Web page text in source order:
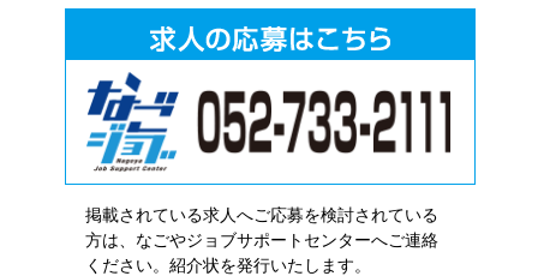
掲載されている求人へご応募を検討されている
方は、なごやジョブサポートセンターへご連絡
ください。紹介状を発行いたします。